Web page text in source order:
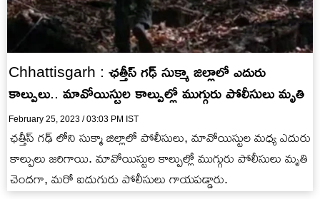
Chhattisgarh : ఛత్తీస్ గఢ్ సుక్మా జిల్లాలో ఎదురు
కాల్పులు.. మావోయిస్టుల కాల్పుల్లో ముగ్గురు పోలీసులు మృతి
February 25, 2023 / 03:03 PM IST
ఛత్తీస్ గఢ్ లోని సుక్మా జిల్లాలో పోలీసులు, మావోయిస్టుల మధ్య ఎదురు
కాల్పులు జరిగాయి. మావోయిస్టుల కాల్పుల్లో ముగ్గురు పోలీసులు మృతి
చెందగా, మరో ఐదుగురు పోలీసులు గాయపడ్డారు.